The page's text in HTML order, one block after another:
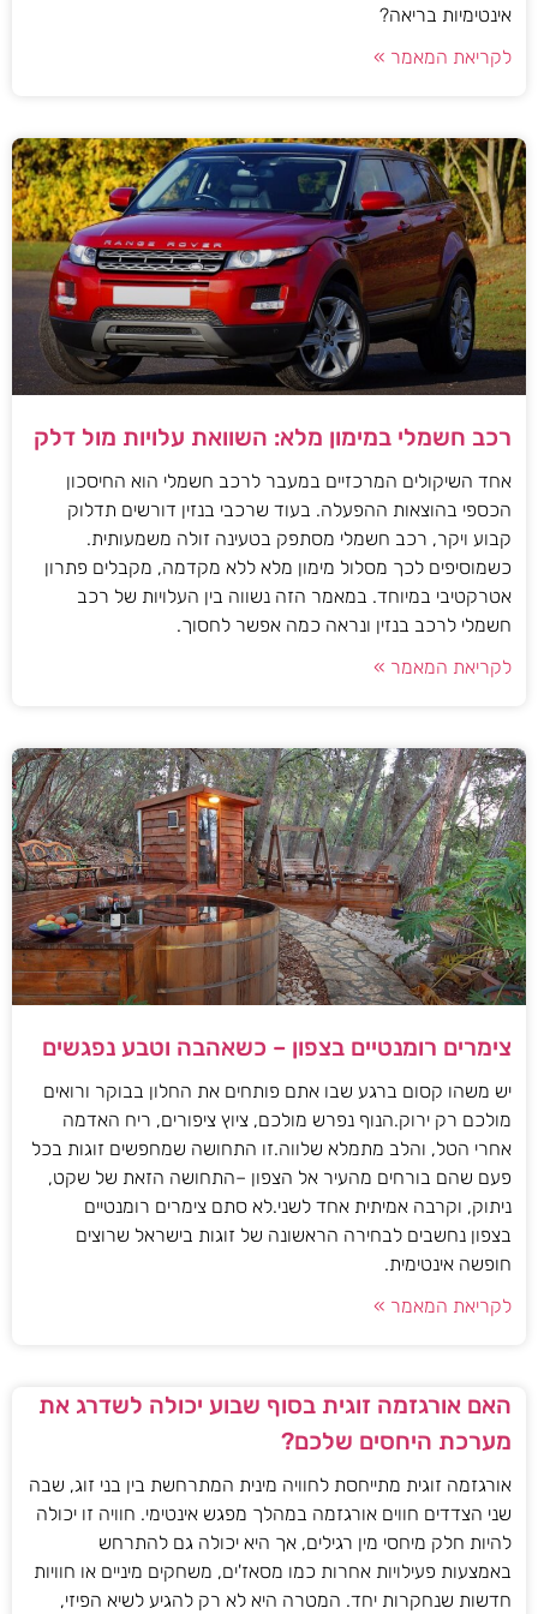
אינטימיות בריאה?
לקריאת המאמר »
רכב חשמלי במימון מלא: השוואת עלויות מול דלק
אחד השיקולים המרכזיים במעבר לרכב חשמלי הוא החיסכון
הכספי בהוצאות ההפעלה. בעוד שרכבי בנזין דורשים תדלוק
קבוע ויקר, רכב חשמלי מסתפק בטעינה זולה משמעותית.
כשמוסיפים לכך מסלול מימון מלא ללא מקדמה, מקבלים פתרון
אטרקטיבי במיוחד. במאמר הזה נשווה בין העלויות של רכב
חשמלי לרכב בנזין ונראה כמה אפשר לחסוך.
לקריאת המאמר »
צימרים רומנטיים בצפון – כשאהבה וטבע נפגשים
יש משהו קסום ברגע שבו אתם פותחים את החלון בבוקר ורואים
מולכם רק ירוק.הנוף נפרש מולכם, ציוץ ציפורים, ריח האדמה
אחרי הטל, והלב מתמלא שלווה.זו התחושה שמחפשים זוגות בכל
פעם שהם בורחים מהעיר אל הצפון –התחושה הזאת של שקט,
ניתוק, וקרבה אמיתית אחד לשני.לא סתם צימרים רומנטיים
בצפון נחשבים לבחירה הראשונה של זוגות בישראל שרוצים
חופשה אינטימית.
לקריאת המאמר »
האם אורגזמה זוגית בסוף שבוע יכולה לשדרג את
מערכת היחסים שלכם?
אורגזמה זוגית מתייחסת לחוויה מינית המתרחשת בין בני זוג, שבה
שני הצדדים חווים אורגזמה במהלך מפגש אינטימי. חוויה זו יכולה
להיות חלק מיחסי מין רגילים, אך היא יכולה גם להתרחש
באמצעות פעילויות אחרות כמו מסאז'ים, משחקים מיניים או חוויות
חדשות שנחקרות יחד. המטרה היא לא רק להגיע לשיא הפיזי,